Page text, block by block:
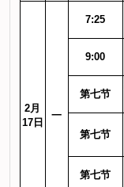
2月
17日
一
7:25
9:00
第七节
第七节
第七节